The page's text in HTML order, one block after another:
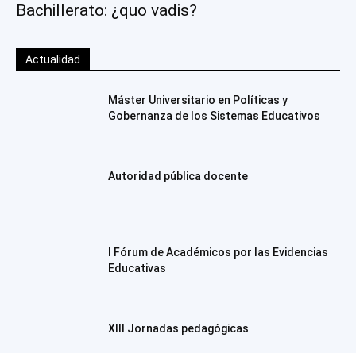
Bachillerato: ¿quo vadis?
Actualidad
Máster Universitario en Políticas y
Gobernanza de los Sistemas Educativos
Autoridad pública docente
I Fórum de Académicos por las Evidencias
Educativas
XIII Jornadas pedagógicas